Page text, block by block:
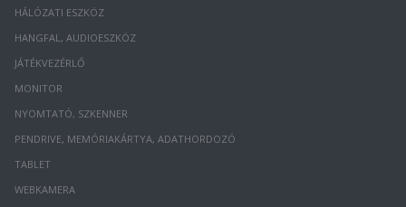
HÁLÓZATI ESZKÖZ
HANGFAL, AUDIOESZKÖZ
JÁTÉKVEZÉRLŐ
MONITOR
NYOMTATÓ, SZKENNER
PENDRIVE, MEMÓRIAKÁRTYA, ADATHORDOZÓ
TABLET
WEBKAMERA